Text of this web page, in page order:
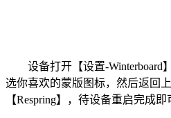
设备打开【设置-Winterboard】
选你喜欢的蒙版图标，然后返回
【Respring】，待设备重启完成即